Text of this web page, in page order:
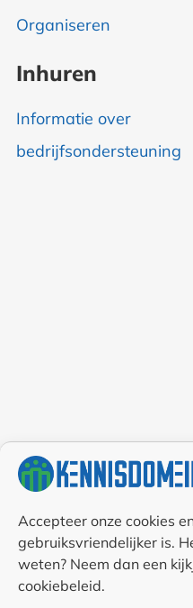
Accepteer onze cookies
gebruiksvriendelijker is.
weten? Neem dan een
cookiebeleid.
Organiseren
Inhuren
Informatie over
bedrijfsondersteuning